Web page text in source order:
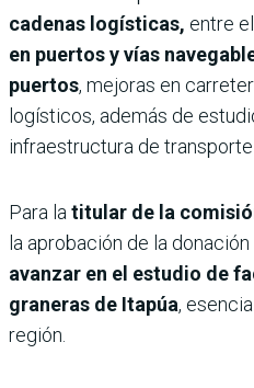
cadenas logísticas, entre
en puertos y vías
puertos, mejoras en
logísticos, además de
infraestructura de
Para latitular de la
la aprobación de la donación
avanzar en el estudio de
graneras de Itapúa,
región.